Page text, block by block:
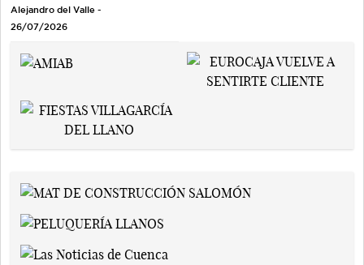
Alejandro del Valle -
26/07/2026